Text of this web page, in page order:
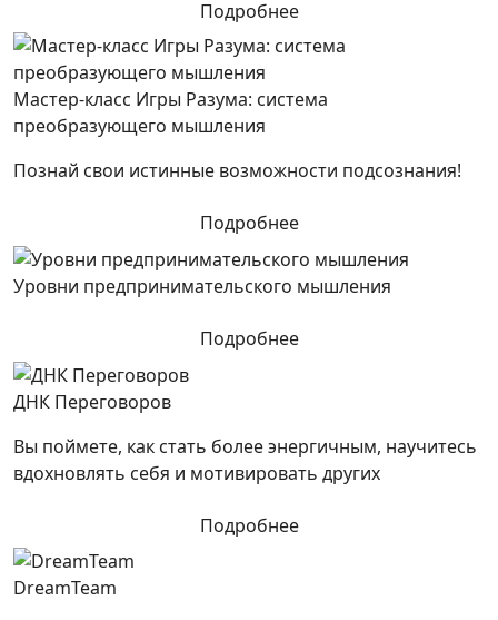
Подробнее
Мастер-класс Игры Разума: система
преобразующего мышления
Познай свои истинные возможности подсознания!
Подробнее
Уровни предпринимательского мышления
Подробнее
ДНК Переговоров
Вы поймете, как стать более энергичным, научитесь
вдохновлять себя и мотивировать других
Подробнее
DreamTeam